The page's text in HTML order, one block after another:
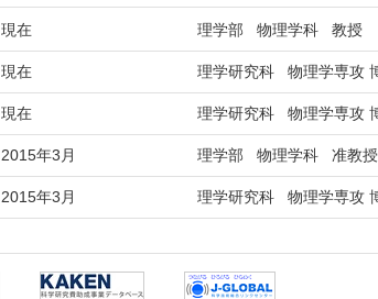
現在 理学部 物理学科 教授
現在 理学研究科 物理学専攻
現在 理学研究科 物理学専攻
2015年3月 理学部 物理学科 准教授
2015年3月 理学研究科 物理学専攻